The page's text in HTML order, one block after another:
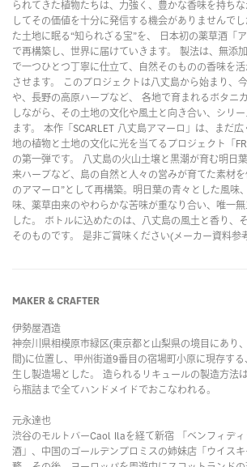
られてきた植物たちは、力強く、豊かな香味を持ち
してその価値を十分に発信する機会がありませんで
た土地に眠る“知られざる宝”を、 日本初の薬草酒「
で再構築し、世界に届けていきます。 製法は、無添
で一つひとつ丁寧に仕立て、自然そのものの香味を
させます。 このプロジェクトは八丈島から始まり、
や、長野の高原ハーブなど、 各地で育まれるボタニ
しながら、その土地の文化や風土と向き合い、シリ
ます。 本作「SCARLET 八丈島アマーロ」は、まだ
地の植物と土地の文化に光を当てるプロジェクト「
の第一弾です。 八丈島の火山土壌と黒潮が育む明日
来ハーブなど、島の自然と人々の営みが育てた素材
のアマーロ”として再構築。明日葉の青々とした風味
味、薬草由来のやわらかな苦味が重なり合い、唯一
した。 ボトルに込めたのは、八丈島の風土と香り、
そのものです。 是非ご賞味ください(メーカー資料参
MAKER & CRAFTER
伊勢屋酒造
神奈川県相模原市緑区(東京都と山梨県の境目にあり
間)に位置し、甲州街道9番目の宿場町小原に現存す
生し製造場とした。 造られるリキュールの製造方法
ら瓶詰まで全てハンドメイドでおこなわれる。
元永達也
渋谷のモルトバーCaol Ilaを経て新宿 「ベンフィデ
酒」、中国のゴールデンプロミスの姉妹店「ウイス